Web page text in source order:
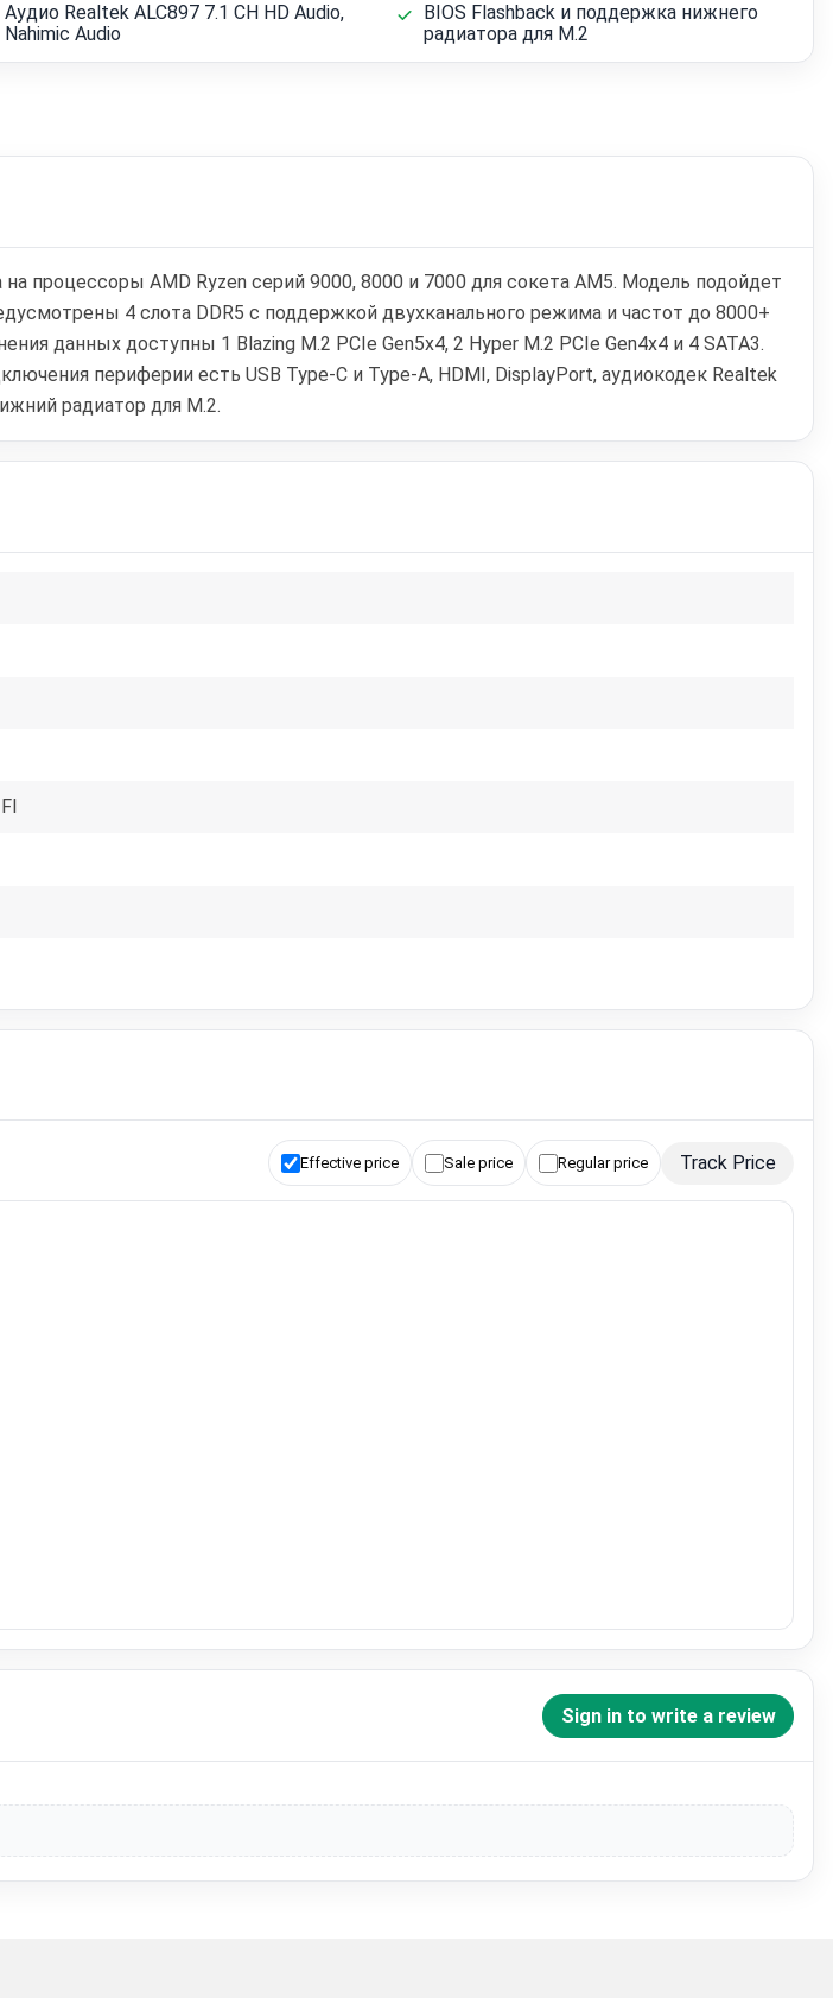
Аудио Realtek ALC897 7.1 CH HD Audio,
Nahimic Audio
BIOS Flashback и поддержка нижнего
радиатора для M.2
процессоры AMD Ryzen серий 9000, 8000 и 7000 для сокета AM5. Модель подойдет
4 слота DDR5 с поддержкой двухканального режима и частот до 8000+
данных доступны 1 Blazing M.2 PCIe Gen5x4, 2 Hyper M.2 PCIe Gen4x4 и 4 SATA3.
периферии есть USB Type-C и Type-A, HDMI, DisplayPort, аудиокодек Realtek
радиатор для M.2.
Effective price Sale price Regular price Track Price
Sign in to write a review